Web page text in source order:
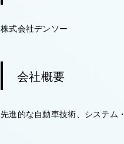
株式会社デンソー
会社概要
先進的な自動車技術、システム